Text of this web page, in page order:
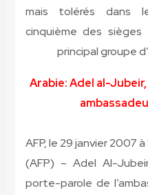
mais tolérés dans
cinquième des
principal groupe
Arabie: Adel al-
AFP, le 29 janvier 2007 à
(AFP) – Adel Al-
porte-parole de